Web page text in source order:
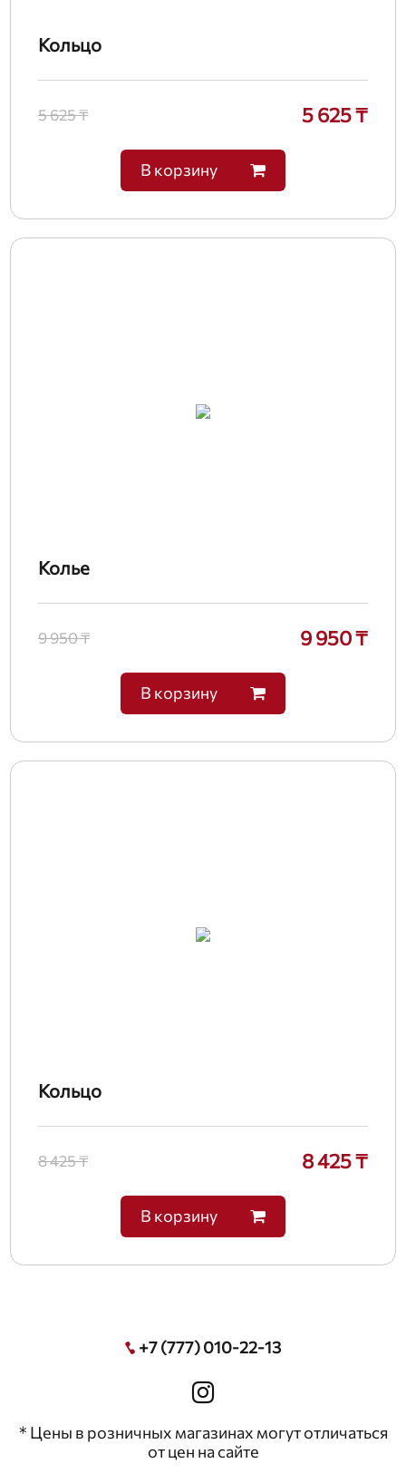
Кольцо
5 625 ₸ 5 625 ₸
В корзину
Колье
9 950 ₸ 9 950 ₸
В корзину
Кольцо
8 425 ₸ 8 425 ₸
В корзину
+7 (777) 010-22-13
* Цены в розничных магазинах могут отличаться
от цен на сайте